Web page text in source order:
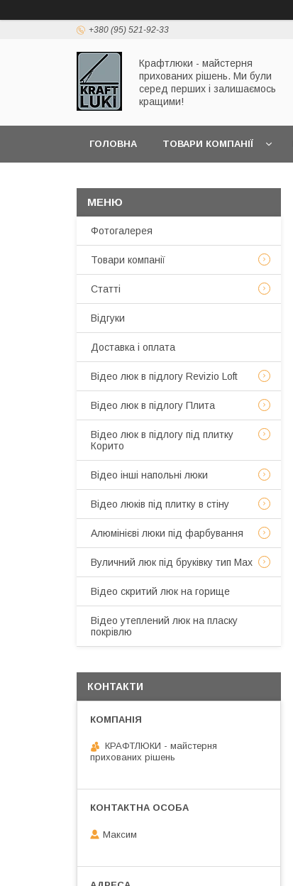
+380 (95) 521-92-33
Крафтлюки - майстерня
прихованих рішень. Ми були
серед перших і залишаємось
кращими!
ГОЛОВНА ТОВАРИ КОМПАНІЇ
Фотогалерея
Товари компанії
Статті
Відгуки
Доставка і оплата
Відео люк в підлогу Revizio Loft
Відео люк в підлогу Плита
Відео люк в підлогу під плитку
Корито
Відео інші напольні люки
Відео люків під плитку в стіну
Алюмінієві люки під фарбування
Вуличний люк під бруківку тип Мах
Відео скритий люк на горище
Відео утеплений люк на пласку
покрівлю
КОНТАКТИ
КРАФТЛЮКИ - майстерня
прихованих рішень
Максим